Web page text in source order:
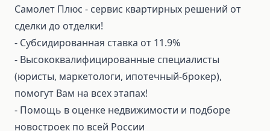
Самолет Плюс - сервис квартирных решений от
сделки до отделки!
- Субсидированная ставка от 11.9%
- Высококвалифицированные специалисты
(юристы, маркетологи, ипотечный-брокер),
помогут Вам на всех этапах!
- Помощь в оценке недвижимости и подборе
новостроек по всей России